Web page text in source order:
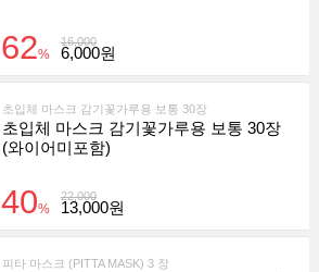
16,000
62% 6,000원
초입체 마스크 감기꽃가루용 보통 30장
초입체 마스크 감기꽃가루용 보통 30장
(와이어미포함)
22,000
40% 13,000원
피타 마스크 (PITTA MASK) 3 장